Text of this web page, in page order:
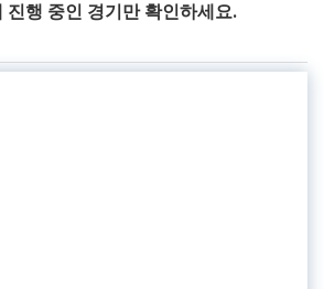
진행 중인 경기만 확인하세요.